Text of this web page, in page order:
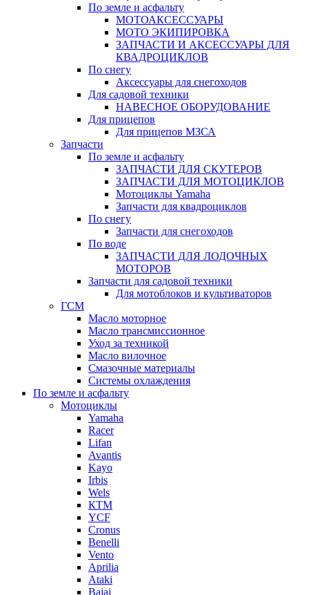
По земле и асфальту
МОТОАКСЕССУАРЫ
МОТО ЭКИПИРОВКА
ЗАПЧАСТИ И АКСЕССУАРЫ ДЛЯ
КВАДРОЦИКЛОВ
По снегу
Аксессуары для снегоходов
Для садовой техники
НАВЕСНОЕ ОБОРУДОВАНИЕ
Для прицепов
Для прицепов МЗСА
Запчасти
По земле и асфальту
ЗАПЧАСТИ ДЛЯ СКУТЕРОВ
ЗАПЧАСТИ ДЛЯ МОТОЦИКЛОВ
Мотоциклы Yamaha
Запчасти для квадроциклов
По снегу
Запчасти для снегоходов
По воде
ЗАПЧАСТИ ДЛЯ ЛОДОЧНЫХ
МОТОРОВ
Запчасти для садовой техники
Для мотоблоков и культиваторов
ГСМ
Масло моторное
Масло трансмиссионное
Уход за техникой
Масло вилочное
Смазочные материалы
Системы охлаждения
По земле и асфальту
Мотоциклы
Yamaha
Racer
Lifan
Avantis
Kayo
Irbis
Wels
КТМ
YCF
Cronus
Benelli
Vento
Aprilia
Ataki
Bajaj